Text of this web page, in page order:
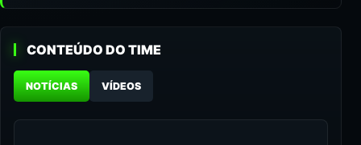
CONTEÚDO DO TIME
NOTÍCIAS VÍDEOS